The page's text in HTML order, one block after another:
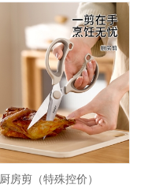
厨房剪（特殊控价）